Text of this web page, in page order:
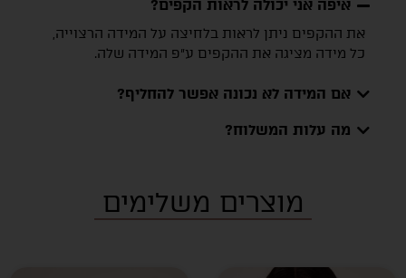
איפה אני יכולה לראות הקפים?
את ההקפים ניתן לראות בלחיצה על המידה הרצוייה,
כל מידה מציגה את ההקפים ע״פ המידה שלה.
אם המידה לא נכונה אפשר להחליף?
מה עלות המשלוח?
מוצרים משלימים